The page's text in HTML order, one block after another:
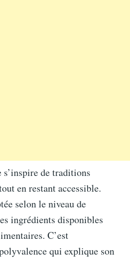
de traditions
en restant accessible.
selon le niveau de
ingrédients disponibles
C’est
qui explique son